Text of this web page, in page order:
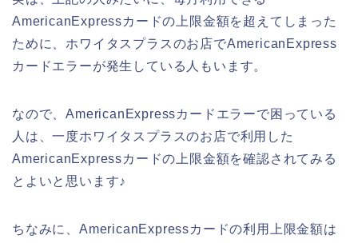
AmericanExpressカードの上限金額を超えてしまった
ために、ホワイタスプラスのお店でAmericanExpress
カードエラーが発生している人もいます。
なので、AmericanExpressカードエラーで困っている
人は、一度ホワイタスプラスのお店で利用した
AmericanExpressカードの上限金額を確認されてみる
とよいと思います♪
ちなみに、AmericanExpressカードの利用上限金額は